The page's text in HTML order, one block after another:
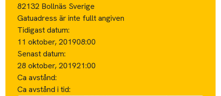
82132 Bollnäs Sverige
Gatuadress är inte fullt angiven
Tidigast datum:
11 oktober, 201908:00
Senast datum:
28 oktober, 201921:00
Ca avstånd:
Ca avstånd i tid: